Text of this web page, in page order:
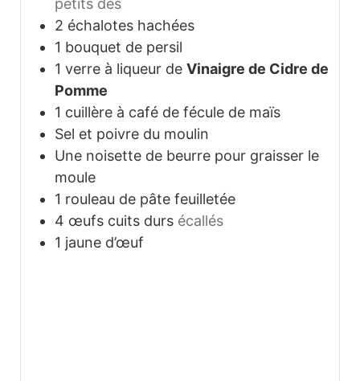
petits dés
2 échalotes hachées
1 bouquet de persil
1 verre à liqueur de Vinaigre de Cidre de
Pomme
1 cuillère à café de fécule de maïs
Sel et poivre du moulin
Une noisette de beurre pour graisser le
moule
1 rouleau de pâte feuilletée
4 œufs cuits durs écallés
1 jaune d’œuf